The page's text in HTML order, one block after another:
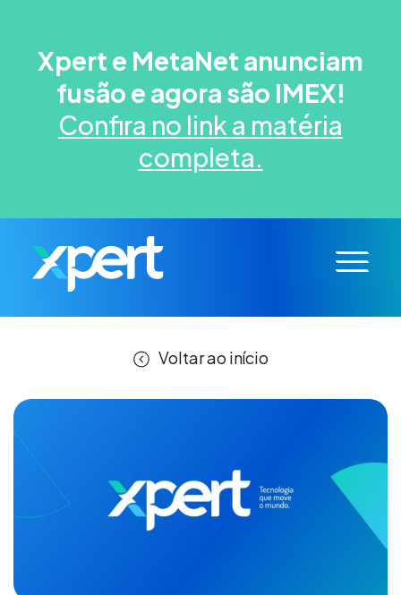
Xpert e MetaNet anunciam
fusão e agora são IMEX!
Confira no link a matéria
completa.
Voltar ao início